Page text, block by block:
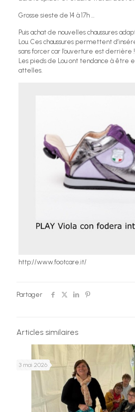
Grosse sieste de 14 à 17h …
Puis achat de nouvelles chaussures
Lou. Ces chaussures permettent
sans forcer car l’ouverture est derrière !
Les pieds de Lou ont tendance à être
attelles.
http://www.footcare.it/
Partager
Articles similaires
3 mai 2026